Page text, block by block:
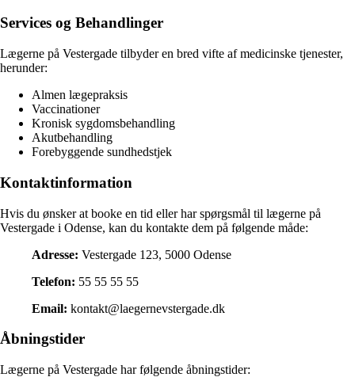
Services og Behandlinger
Lægerne på Vestergade tilbyder en bred vifte af medicinske tjenester,
herunder:
Almen lægepraksis
Vaccinationer
Kronisk sygdomsbehandling
Akutbehandling
Forebyggende sundhedstjek
Kontaktinformation
Hvis du ønsker at booke en tid eller har spørgsmål til lægerne på
Vestergade i Odense, kan du kontakte dem på følgende måde:
Adresse: Vestergade 123, 5000 Odense
Telefon: 55 55 55 55
Email: kontakt@laegernevstergade.dk
Åbningstider
Lægerne på Vestergade har følgende åbningstider: